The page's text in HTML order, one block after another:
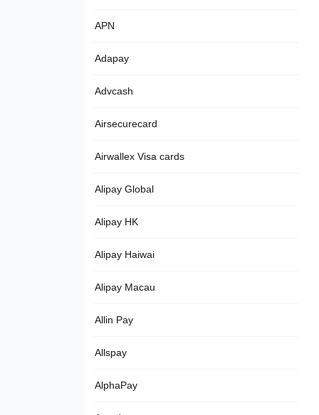
APN
Adapay
Advcash
Airsecurecard
Airwallex Visa cards
Alipay Global
Alipay HK
Alipay Haiwai
Alipay Macau
Allin Pay
Allspay
AlphaPay